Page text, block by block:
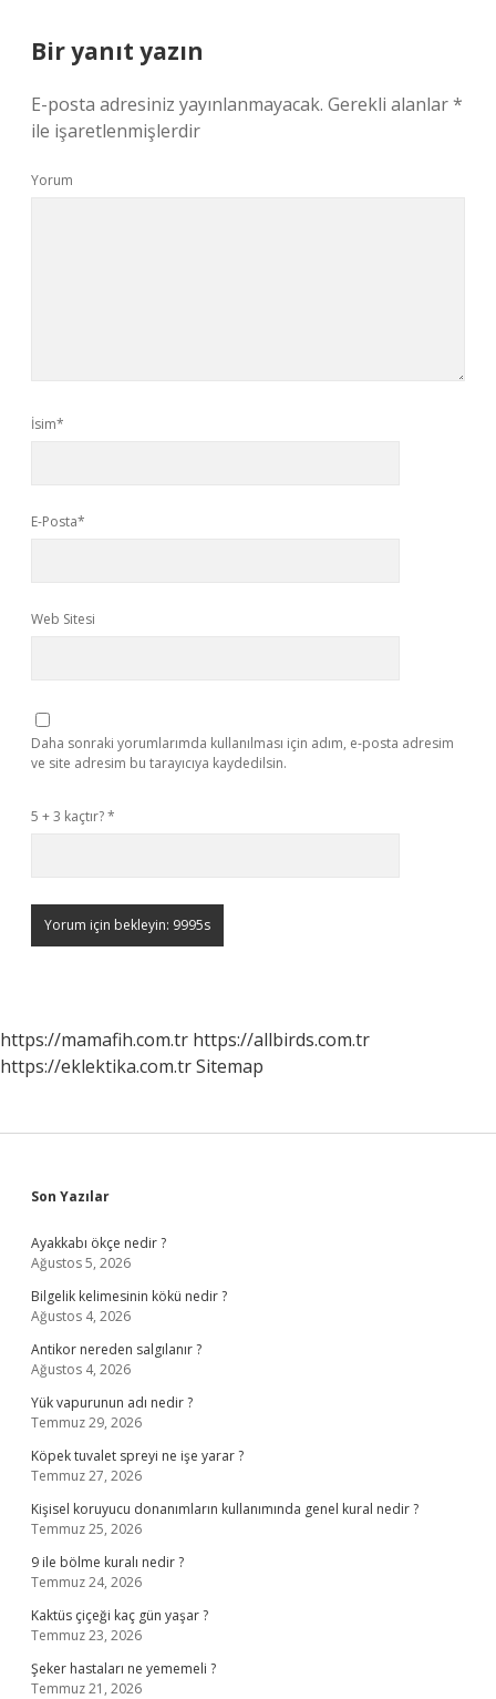
Bir yanıt yazın
E-posta adresiniz yayınlanmayacak. Gerekli alanlar*
ile işaretlenmişlerdir
Yorum
İsim*
E-Posta*
Web Sitesi
Daha sonraki yorumlarımda kullanılması için adım, e-posta adresim
ve site adresim bu tarayıcıya kaydedilsin.
5 + 3 kaçtır?*
https://mamafih.com.tr https://allbirds.com.tr
https://eklektika.com.trSitemap
Sidebar
Son Yazılar
Ayakkabı ökçe nedir ?
Ağustos 5, 2026
Bilgelik kelimesinin kökü nedir ?
Ağustos 4, 2026
Antikor nereden salgılanır ?
Ağustos 4, 2026
Yük vapurunun adı nedir ?
Temmuz 29, 2026
Köpek tuvalet spreyi ne işe yarar ?
Temmuz 27, 2026
Kişisel koruyucu donanımların kullanımında genel kural nedir ?
Temmuz 25, 2026
9 ile bölme kuralı nedir ?
Temmuz 24, 2026
Kaktüs çiçeği kaç gün yaşar ?
Temmuz 23, 2026
Şeker hastaları ne yememeli ?
Temmuz 21, 2026